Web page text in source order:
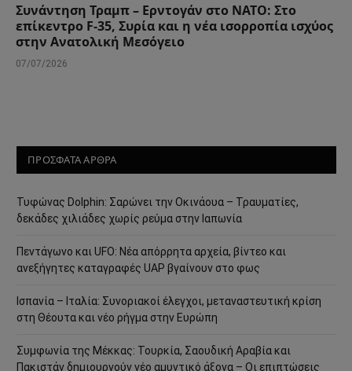
Συνάντηση Τραμπ – Ερντογάν στο ΝΑΤΟ: Στο
επίκεντρο F-35, Συρία και η νέα ισορροπία ισχύος
στην Ανατολική Μεσόγειο
07/07/2026
ΠΡΟΣΦΑΤΑ ΑΡΘΡΑ
Τυφώνας Dolphin: Σαρώνει την Οκινάουα – Τραυματίες,
δεκάδες χιλιάδες χωρίς ρεύμα στην Ιαπωνία
Πεντάγωνο και UFO: Νέα απόρρητα αρχεία, βίντεο και
ανεξήγητες καταγραφές UAP βγαίνουν στο φως
Ισπανία – Ιταλία: Συνοριακοί έλεγχοι, μεταναστευτική κρίση
στη Θέουτα και νέο ρήγμα στην Ευρώπη
Συμφωνία της Μέκκας: Τουρκία, Σαουδική Αραβία και
Πακιστάν δημιουργούν νέο αμυντικό άξονα – Οι επιπτώσεις